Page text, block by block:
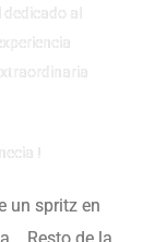
al
!
un spritz en